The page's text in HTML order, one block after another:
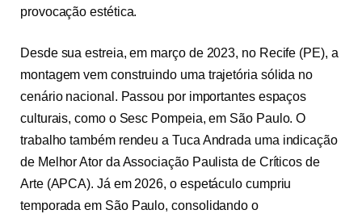
provocação estética.
Desde sua estreia, em março de 2023, no Recife (PE), a
montagem vem construindo uma trajetória sólida no
cenário nacional. Passou por importantes espaços
culturais, como o Sesc Pompeia, em São Paulo. O
trabalho também rendeu a Tuca Andrada uma indicação
de Melhor Ator da Associação Paulista de Críticos de
Arte (APCA). Já em 2026, o espetáculo cumpriu
temporada em São Paulo, consolidando o